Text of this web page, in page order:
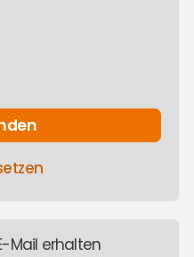
Mail erhalten